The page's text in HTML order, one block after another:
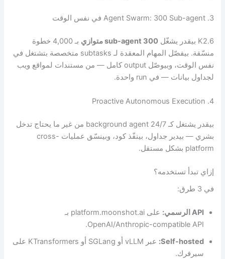
3. Agent Swarm: 300 Sub-agent في نفس الوقت
K2.6 بيقدر يشغّل 300 sub-agent متوازي
بـ 4,000 خطوة
منسّقة. بيفصّل المهام المعقدة لـ subtasks متخصصة بتشتغل في
نفس الوقت، وبيوصّل output كامل — من مستندات لمواقع ويب
لجداول بيانات — في run واحدة.
4. Proactive Autonomous Execution
بيقدر يشتغل كـ background agent 24/7 من غير ما يحتاج تدخل
بشري — بيدير جداول، بينفّذ كود، وبينسّق عمليات cross-
platform بشكل مستقل.
إزاي تبدأ تستخدمه؟
في 3 طرق:
API الرسمي:
على platform.moonshot.ai بـ
OpenAI/Anthropic-compatible API.
Self-hosted:
عبر vLLM أو SGLang أو KTransformers على
سيرفرك.